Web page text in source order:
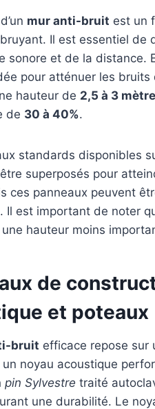
mur anti-bruit est un
Il est essentiel de
sonore et de la distance.
pour atténuer les
hauteur de 2,5 à 3
de 30 à 40%.
standards disponibles
superposés pour
ces panneaux peuvent
Il est important de noter
hauteur moins
de
et poteaux
bruit efficace repose sur
noyau acoustique
pin Sylvestre traité
une durabilité. Le